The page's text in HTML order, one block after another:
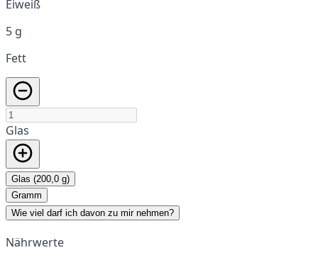
Eiweiß
5 g
Fett
Glas
Glas (200,0 g)
Gramm
Wie viel darf ich davon zu mir nehmen?
Nährwerte